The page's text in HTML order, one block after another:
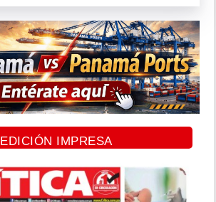
EDICIÓN IMPRESA